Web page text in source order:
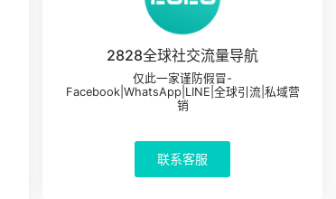
2828全球社交流量导航
仅此一家谨防假冒-
Facebook|WhatsApp|LINE|全球引流|私域营
销
联系客服